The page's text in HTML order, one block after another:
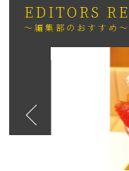
EDITORS
～編集部のおすすめ～
2026
紹介